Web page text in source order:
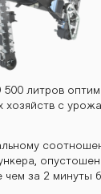
литров
хозяйств с
чем за 2 минуты